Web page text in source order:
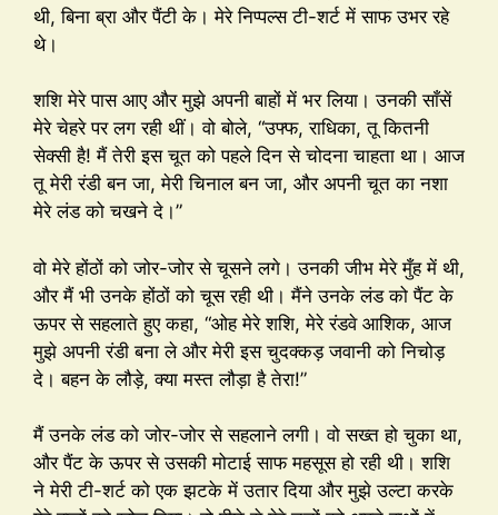
थी, बिना ब्रा और पैंटी के। मेरे निप्पल्स टी-शर्ट में साफ उभर रहे
थे।
शशि मेरे पास आए और मुझे अपनी बाहों में भर लिया। उनकी साँसें
मेरे चेहरे पर लग रही थीं। वो बोले, “उफ्फ, राधिका, तू कितनी
सेक्सी है! मैं तेरी इस चूत को पहले दिन से चोदना चाहता था। आज
तू मेरी रंडी बन जा, मेरी चिनाल बन जा, और अपनी चूत का नशा
मेरे लंड को चखने दे।”
वो मेरे होंठों को जोर-जोर से चूसने लगे। उनकी जीभ मेरे मुँह में थी,
और मैं भी उनके होंठों को चूस रही थी। मैंने उनके लंड को पैंट के
ऊपर से सहलाते हुए कहा, “ओह मेरे शशि, मेरे रंडवे आशिक, आज
मुझे अपनी रंडी बना ले और मेरी इस चुदक्कड़ जवानी को निचोड़
दे। बहन के लौड़े, क्या मस्त लौड़ा है तेरा!”
मैं उनके लंड को जोर-जोर से सहलाने लगी। वो सख्त हो चुका था,
और पैंट के ऊपर से उसकी मोटाई साफ महसूस हो रही थी। शशि
ने मेरी टी-शर्ट को एक झटके में उतार दिया और मुझे उल्टा करके